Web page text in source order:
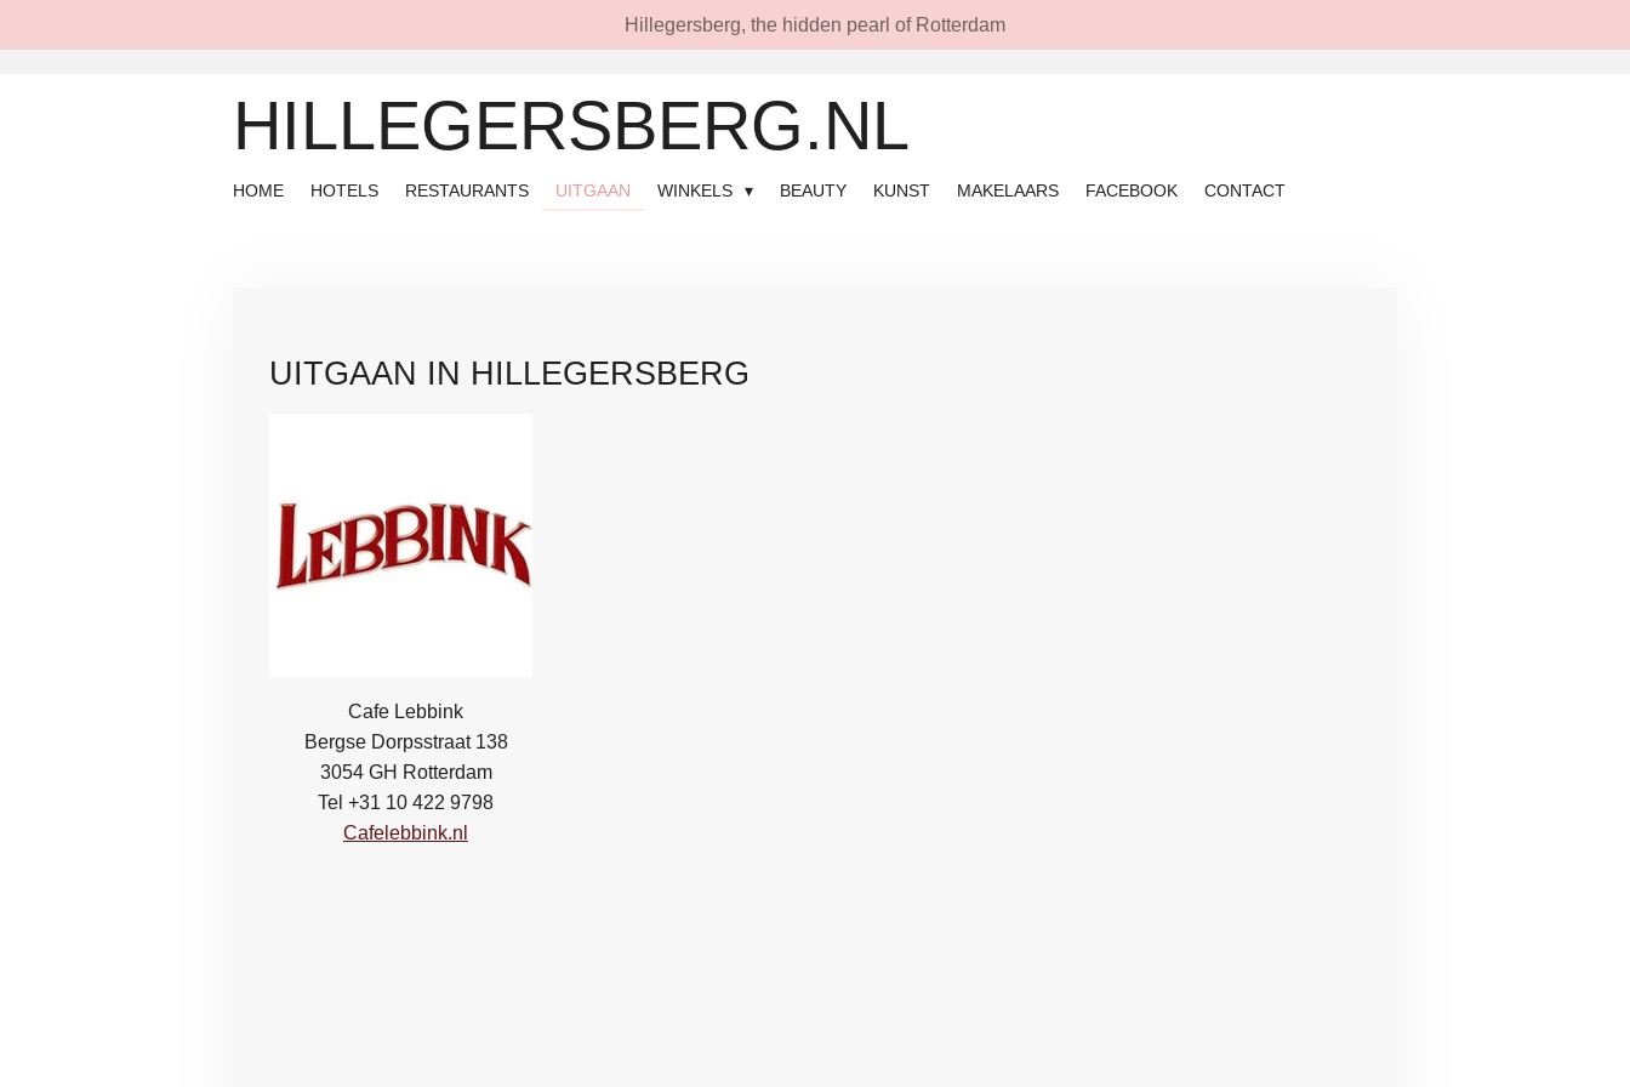
direct
Hillegersberg, the hidden pearl of Rotterdam
HILLEGERSBERG.NL
HOME HOTELS RESTAURANTS UITGAAN WINKELS BEAUTY KUNST MAKELAARS FACEBOOK CONTACT
UITGAAN IN HILLEGERSBERG
Cafe Lebbink
Bergse Dorpsstraat 138
3054 GH Rotterdam
Tel +31 10 422 9798
Cafelebbink.nl